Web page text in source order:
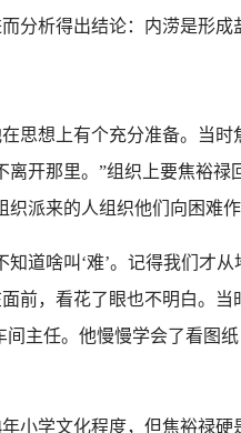
分析得出结论：内涝是形成
思想上有个充分准备。当时
开那里。”组织上要焦裕禄
派来的人组织他们向困难
道啥叫‘难’。记得我们才从
，看花了眼也不明白。当
主任。他慢慢学会了看图
小学文化程度，但焦裕禄硬